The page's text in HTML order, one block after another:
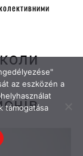
az eszközén a
támogatása